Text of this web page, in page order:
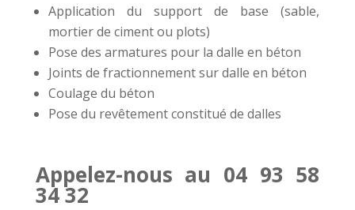
Application du support de base (sable,
mortier de ciment ou plots)
Pose des armatures pour la dalle en béton
Joints de fractionnement sur dalle en béton
Coulage du béton
Pose du revêtement constitué de dalles
Appelez-nous au 04 93 58
34 32